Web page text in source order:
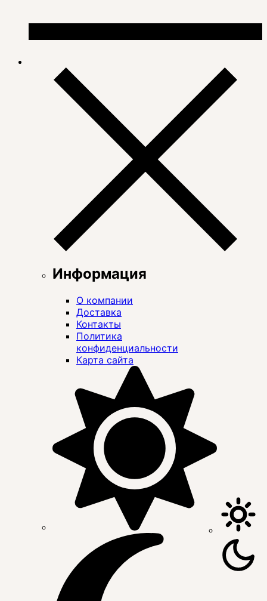
Информация
О компании
Доставка
Контакты
Политика
конфиденциальности
Карта сайта